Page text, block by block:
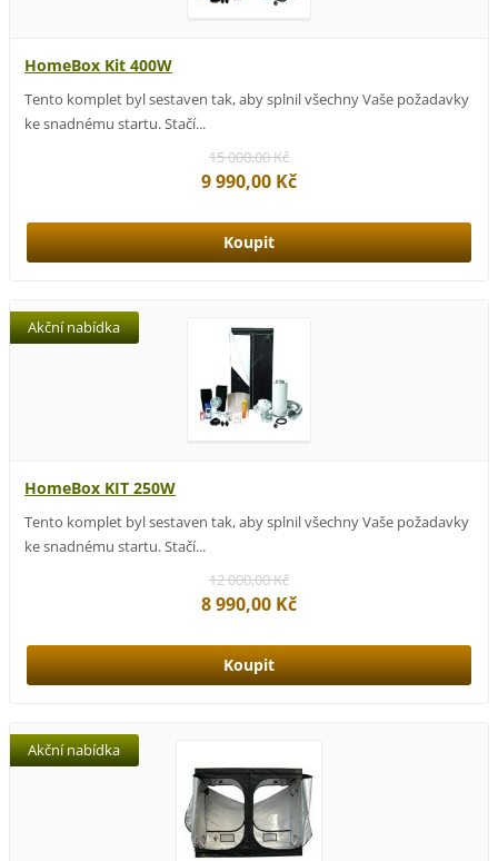
HomeBox Kit 400W
Tento komplet byl sestaven tak, aby splnil všechny Vaše požadavky
ke snadnému startu. Stačí...
15 000,00 Kč
9 990,00 Kč
HomeBox KIT 250W
Akční nabídka
Tento komplet byl sestaven tak, aby splnil všechny Vaše požadavky
ke snadnému startu. Stačí...
12 000,00 Kč
8 990,00 Kč
Akční nabídka